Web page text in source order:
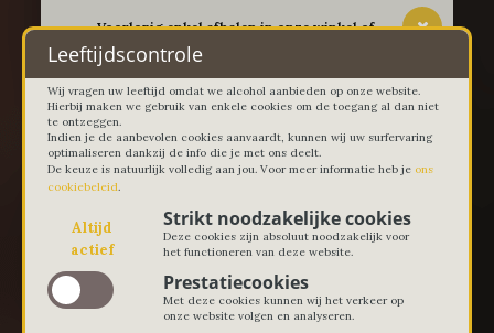
-- Voorlopig enkel afhalen in onze winkel of
thuislevering in Lievegem vanaf 100 euro --
Leeftijdscontrole
Wij vragen uw leeftijd omdat we alcohol aanbieden op onze website.
Hierbij maken we gebruik van enkele cookies om de toegang al dan niet
te ontzeggen.
Indien je de aanbevolen cookies aanvaardt, kunnen wij uw surfervaring
optimaliseren dankzij de info die je met ons deelt.
De keuze is natuurlijk volledig aan jou. Voor meer informatie heb je ons
cookiebeleid.
Altijd
actief
Strikt noodzakelijke cookies
Deze cookies zijn absoluut noodzakelijk voor
het functioneren van deze website.
Prestatiecookies
Met deze cookies kunnen wij het verkeer op
onze website volgen en analyseren.